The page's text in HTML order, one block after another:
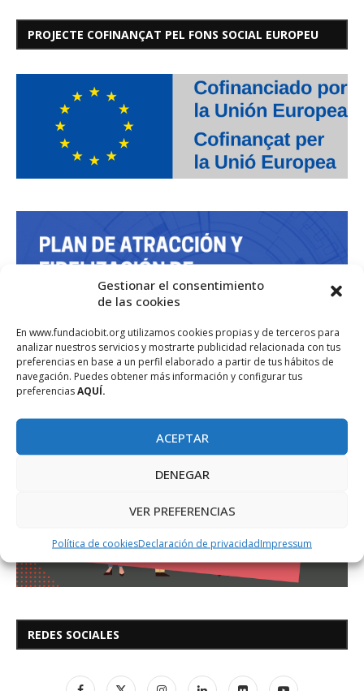
Gestionar el consentimiento
de las cookies
En www.fundaciobit.org utilizamos cookies propias y de terceros para
analizar nuestros servicios y mostrarte publicidad relacionada con tus
preferencias en base a un perfil elaborado a partir de tus hábitos de
navegación. Puedes obtener más información y configurar tus
preferenciasAQUÍ.
ACEPTAR
DENEGAR
VER PREFERENCIAS
Política de cookiesDeclaración de privacidadImpressum
PROJECTE COFINANÇAT PEL FONS SOCIAL EUROPEU
REDES SOCIALES